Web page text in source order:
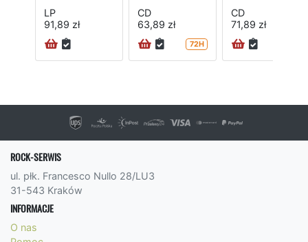
LP
91,89 zł
CD
63,89 zł
72H
CD
71,89 zł
ROCK-SERWIS
ul. płk. Francesco Nullo 28/LU3
31-543 Kraków
INFORMACJE
O nas